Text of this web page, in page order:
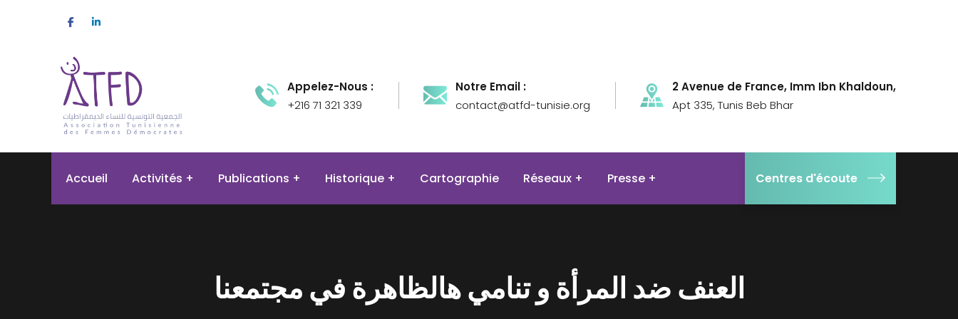
Appelez-Nous :
+216 71 321 339
Notre Email :
contact@atfd-tunisie.org
2 Avenue de France, Imm Ibn Khaldoun,
Apt 335, Tunis Beb Bhar
Accueil Activités Publications Historique Cartographie Réseaux Presse Centres d'écoute
العنف ضد المرأة و تنامي هالظاهرة في مجتمعنا